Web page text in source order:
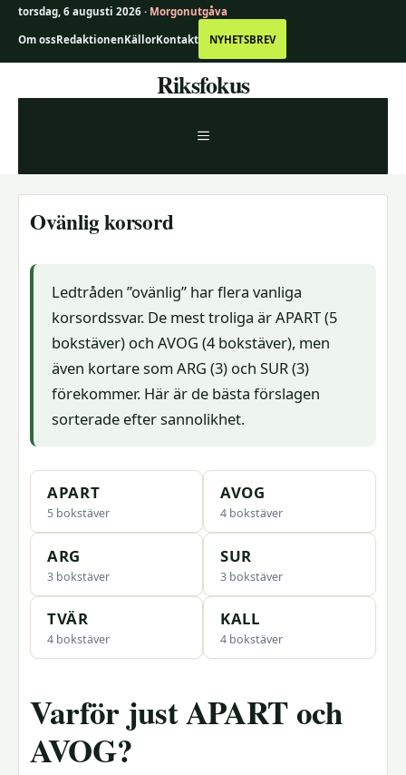
torsdag, 6 augusti 2026 · Morgonutgåva
Om ossRedaktionenKällorKontakt NYHETSBREV
Riksfokus
MENY
Ovänlig korsord
Ledtråden ”ovänlig” har flera vanliga
korsordssvar. De mest troliga är APART (5
bokstäver) och AVOG (4 bokstäver), men
även kortare som ARG (3) och SUR (3)
förekommer. Här är de bästa förslagen
sorterade efter sannolikhet.
APART
5 bokstäver
AVOG
4 bokstäver
ARG
3 bokstäver
SUR
3 bokstäver
TVÄR
4 bokstäver
KALL
4 bokstäver
Varför just APART och
AVOG?